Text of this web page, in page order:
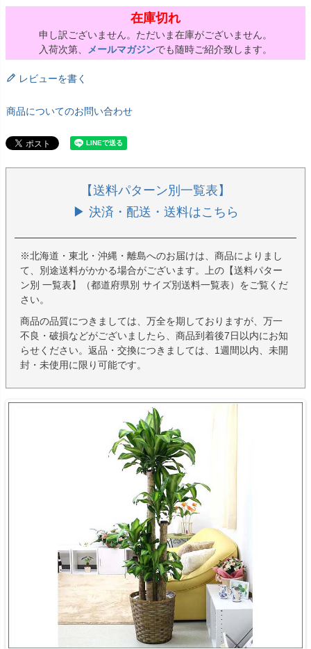
在庫切れ
申し訳ございません。ただいま在庫がございません。
入荷次第、
メールマガジンでも随時ご紹介致します。
レビューを書く
商品についてのお問い合わせ
【送料パターン別一覧表】
▶ 決済・配送・送料はこちら
※北海道・東北・沖縄・離島へのお届けは、商品によりまし
て、別途送料がかかる場合がございます。上の【送料パター
ン別 一覧表】（都道府県別 サイズ別送料一覧表）をご覧くだ
さい。
商品の品質につきましては、万全を期しておりますが、万一
不良・破損などがございましたら、商品到着後7日以内にお知
らせください。返品・交換につきましては、1週間以内、未開
封・未使用に限り可能です。